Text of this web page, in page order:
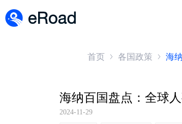
首页 各国政策 海
2024-11-29